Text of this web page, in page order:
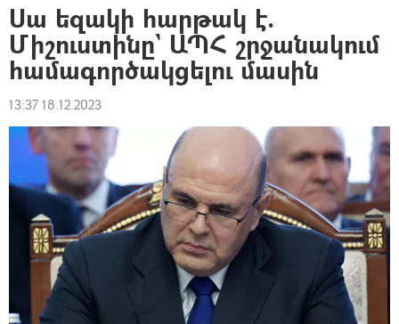
Սա եզակի հարթակ է.
Միշուստինը` ԱՊՀ շրջանակում
համագործակցելու մասին
13:37 18.12.2023